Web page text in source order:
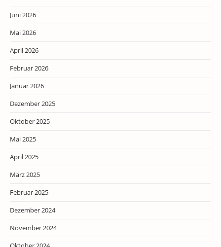
Juni 2026
Mai 2026
April 2026
Februar 2026
Januar 2026
Dezember 2025
Oktober 2025
Mai 2025
April 2025
März 2025
Februar 2025
Dezember 2024
November 2024